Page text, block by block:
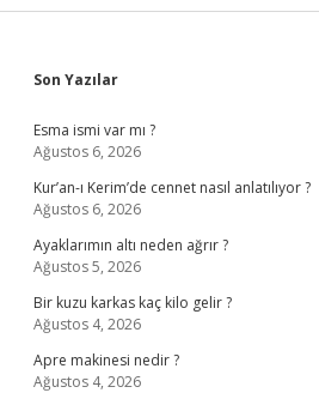
Sidebar
Son Yazılar
Esma ismi var mı ?
Ağustos 6, 2026
Kur’an-ı Kerim’de cennet nasıl anlatılıyor ?
Ağustos 6, 2026
Ayaklarımın altı neden ağrır ?
Ağustos 5, 2026
Bir kuzu karkas kaç kilo gelir ?
Ağustos 4, 2026
Apre makinesi nedir ?
Ağustos 4, 2026